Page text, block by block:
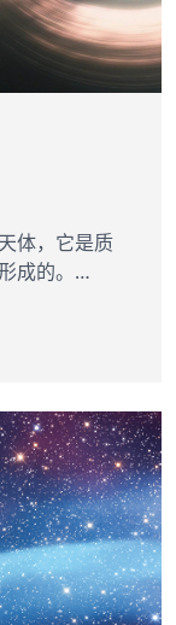
体，它是质
成的。…